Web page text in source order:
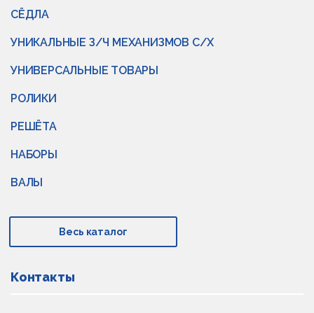
СЁДЛА
УНИКАЛЬНЫЕ З/Ч МЕХАНИЗМОВ С/Х
УНИВЕРСАЛЬНЫЕ ТОВАРЫ
РОЛИКИ
РЕШЁТА
НАБОРЫ
ВАЛЫ
Весь каталог
Контакты